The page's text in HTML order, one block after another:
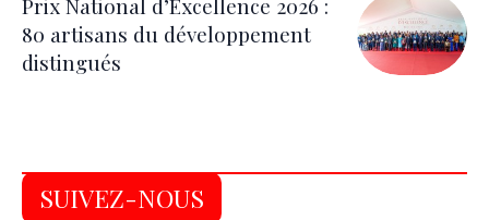
80 artisans du développement
distingués
SUIVEZ-NOUS